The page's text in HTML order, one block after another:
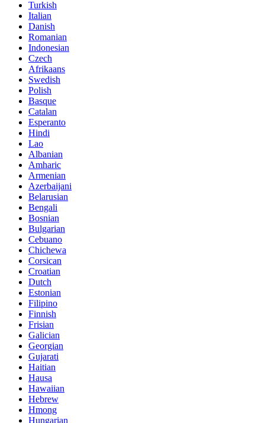
Turkish
Italian
Danish
Romanian
Indonesian
Czech
Afrikaans
Swedish
Polish
Basque
Catalan
Esperanto
Hindi
Lao
Albanian
Amharic
Armenian
Azerbaijani
Belarusian
Bengali
Bosnian
Bulgarian
Cebuano
Chichewa
Corsican
Croatian
Dutch
Estonian
Filipino
Finnish
Frisian
Galician
Georgian
Gujarati
Haitian
Hausa
Hawaiian
Hebrew
Hmong
Hungarian